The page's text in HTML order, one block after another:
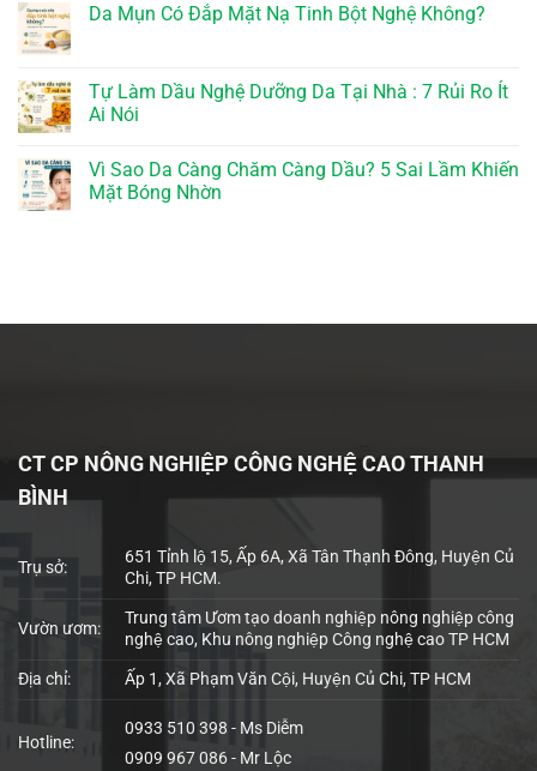
Da Mụn Có Đắp Mặt Nạ Tinh Bột Nghệ Không?
Tự Làm Dầu Nghệ Dưỡng Da Tại Nhà : 7 Rủi Ro Ít
Ai Nói
Vì Sao Da Càng Chăm Càng Dầu? 5 Sai Lầm Khiến
Mặt Bóng Nhờn
CT CP NÔNG NGHIỆP CÔNG NGHỆ CAO THANH
BÌNH
Trụ sở:
651 Tỉnh lộ 15, Ấp 6A, Xã Tân Thạnh Đông, Huyện Củ
Chi, TP HCM.
Vườn ươm:
Trung tâm Ươm tạo doanh nghiệp nông nghiệp công
nghệ cao, Khu nông nghiệp Công nghệ cao TP HCM
Địa chỉ: Ấp 1, Xã Phạm Văn Cội, Huyện Củ Chi, TP HCM
Hotline:
0933 510 398 - Ms Diễm
0909 967 086 - Mr Lộc